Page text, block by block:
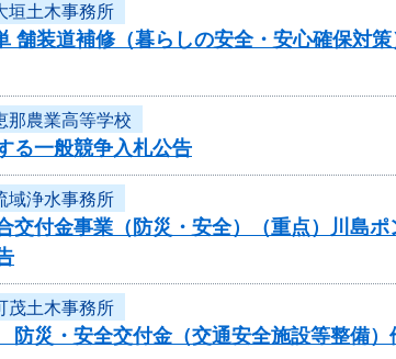
垣土木事務所
舗装道補修（暮らしの安全・安心確保
那農業高等学校
る一般競争入札公告
域浄水事務所
付金事業（防災・安全）（重点）川島
茂土木事務所
防災・安全交付金（交通安全施設等整